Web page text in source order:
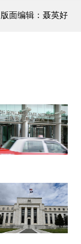
面编辑：聂英好